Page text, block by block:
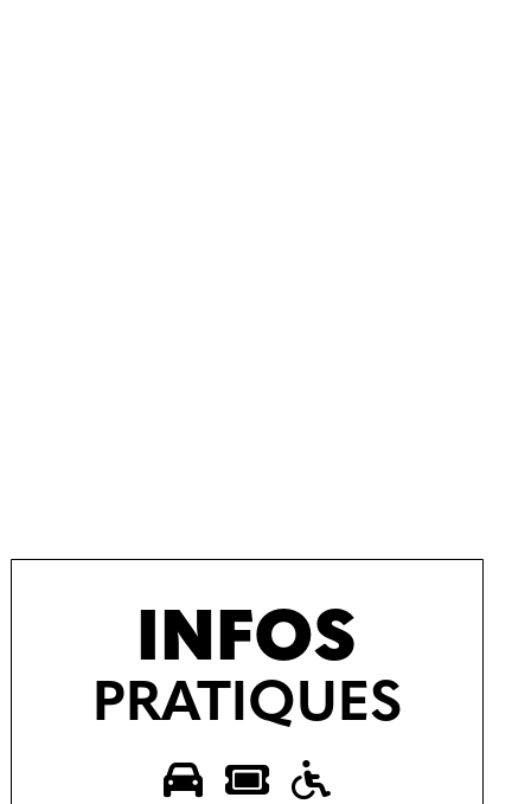
INFOS
PRATIQUES